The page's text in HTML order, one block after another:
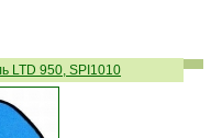
LTD 950, SPI1010